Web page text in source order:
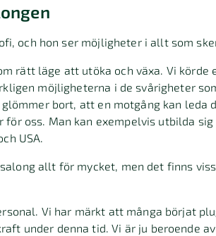
och hon ser möjligheter i allt som
rätt läge att utöka och växa. Vi körde
möjligheterna i de svårigheter
bort, att en motgång kan leda
oss. Man kan exempelvis utbilda
USA.
allt för mycket, men det finns
Vi har märkt att många börjat
under denna tid. Vi är ju beroende